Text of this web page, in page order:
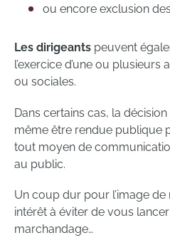
ou encore exclusion
Les dirigeants peuvent
l’exercice d’une ou
ou sociales.
Dans certains cas, la
même être rendue publique
tout moyen de
au public.
Un coup dur pour l’image
intérêt à éviter de vous
marchandage…